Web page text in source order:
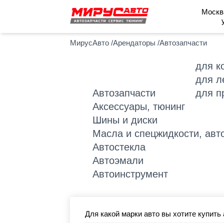
МирусАвто /Арендаторы /Автозапчасти
Автозапчасти
для
для
для
Аксессуары, тюнинг
Шины и диски
Масла и спецжидкости,
Автостекла
Автоэмали
Автоинструмент
Для какой марки авто вы хотите купить